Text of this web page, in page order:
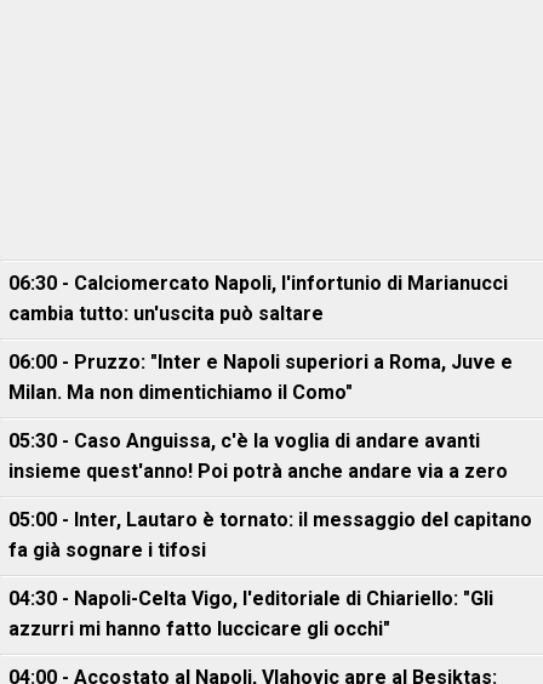
06:30 - Calciomercato Napoli, l'infortunio di Marianucci
cambia tutto: un'uscita può saltare
06:00 - Pruzzo: "Inter e Napoli superiori a Roma, Juve e
Milan. Ma non dimentichiamo il Como"
05:30 - Caso Anguissa, c'è la voglia di andare avanti
insieme quest'anno! Poi potrà anche andare via a zero
05:00 - Inter, Lautaro è tornato: il messaggio del capitano
fa già sognare i tifosi
04:30 - Napoli-Celta Vigo, l'editoriale di Chiariello: "Gli
azzurri mi hanno fatto luccicare gli occhi"
04:00 - Accostato al Napoli, Vlahovic apre al Besiktas: